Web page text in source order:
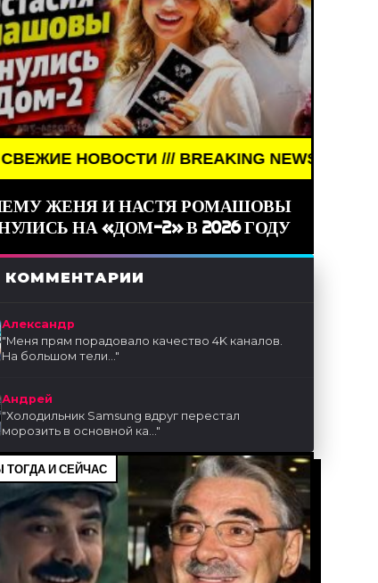
/// BREAKING NEWS /// НОВОСТИ (СМИ)
ЖЕНЯ И НАСТЯ РОМАШОВЫ
НА «ДОМ-2» В 2026 ГОДУ
КОММЕНТАРИИ
Александр
"Меня прям порадовало качество 4K каналов.
На большом тели..."
Андрей
"Холодильник Samsung вдруг перестал
морозить в основной ка..."
ТОГДА И СЕЙЧАС